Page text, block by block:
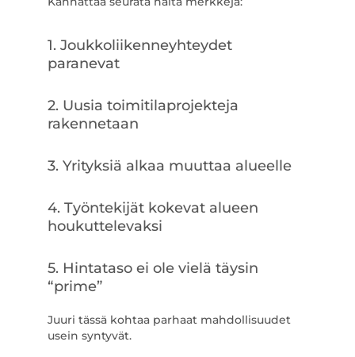
1. Joukkoliikenneyhteydet
paranevat
2. Uusia toimitilaprojekteja
rakennetaan
3. Yrityksiä alkaa muuttaa alueelle
4. Työntekijät kokevat alueen
houkuttelevaksi
5. Hintataso ei ole vielä täysin
“prime”
Juuri tässä kohtaa parhaat mahdollisuudet
usein syntyvät.